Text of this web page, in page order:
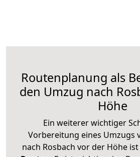
Routenplanung als
den Umzug nach
Höhe
Ein weiterer wichtiger
Vorbereitung eines Umzugs
nach Rosbach vor der Höhe